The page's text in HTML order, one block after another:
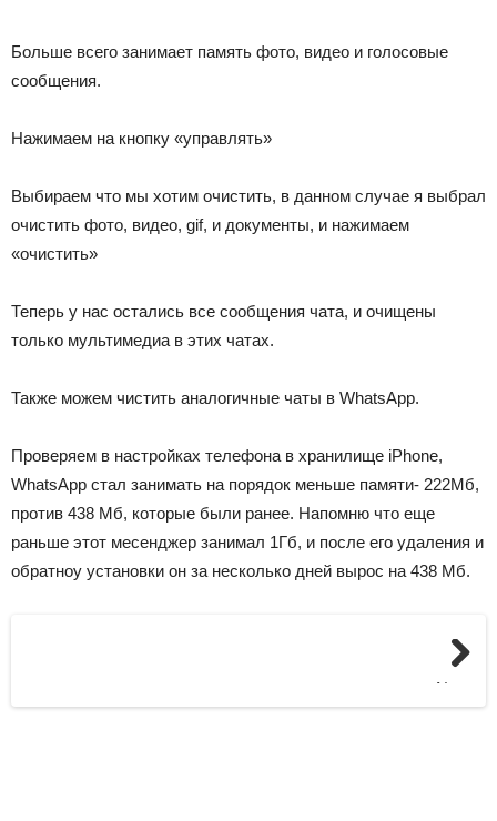
Больше всего занимает память фото, видео и голосовые
сообщения.
Нажимаем на кнопку «управлять»
Выбираем что мы хотим очистить, в данном случае я выбрал
очистить фото, видео, gif, и документы, и нажимаем
«очистить»
Теперь у нас остались все сообщения чата, и очищены
только мультимедиа в этих чатах.
Также можем чистить аналогичные чаты в WhatsApp.
Проверяем в настройках телефона в хранилище iPhone,
WhatsApp стал занимать на порядок меньше памяти- 222Мб,
против 438 Мб, которые были ранее. Напомню что еще
раньше этот месенджер занимал 1Гб, и после его удаления и
обратноу установки он за несколько дней вырос на 438 Мб.
Next